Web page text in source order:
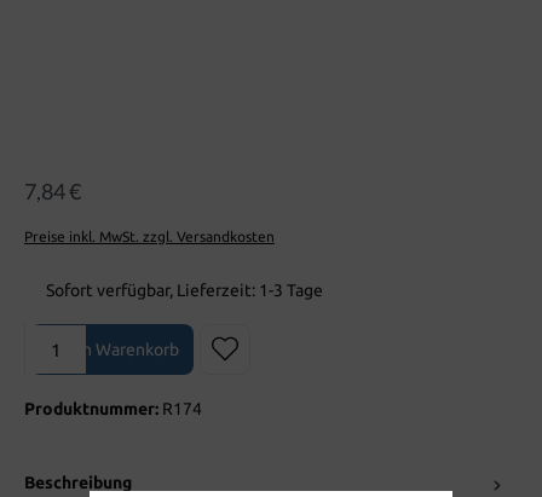
7,84 €
Preise inkl. MwSt. zzgl. Versandkosten
Sofort verfügbar, Lieferzeit: 1-3 Tage
Produkt Anzahl: Gib den gewünschten Wert ein oder benutze die
In den Warenkorb
Produktnummer: R174
Beschreibung